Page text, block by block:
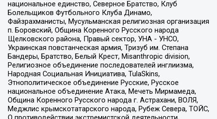
национальное единство, Северное Братство, Клуб
Болельщиков Футбольного Клуба Динамо,
Файзрахманисты, Мусульманская религиозная организация
п. Боровский, Община Коренного Русского народа
Щелковского района, Правый сектор, УНА - УНСО,
Украинская повстанческая армия, Тризуб им. Степана
Бандеры, Братство, Белый Крест, Misanthropic division,
Религиозное объединение последователей инглиизма,
Народная Социальная Инициатива, TulaSkins,
Этнополитическое объединение Русские, Русское
национальное объединение Атака, Мечеть Мирмамеда,
Община Коренного Русского народа г. Астрахани, ВОЛЯ,
Меджлис крымскотатарского народа, Рубеж Севера, ТОЙС,